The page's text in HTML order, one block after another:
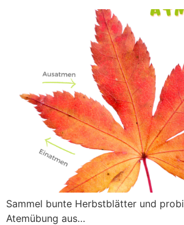
Sammel bunte Herbstblätter und
Atemübung aus…